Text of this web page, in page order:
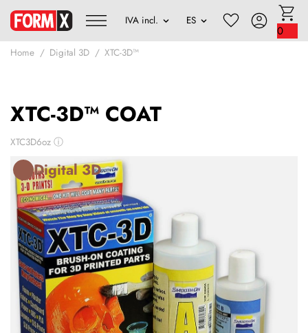
0
Home Digital 3D XTC-3D™
XTC-3D™ COAT
XTC3D6oz ⓘ
Digital 3D